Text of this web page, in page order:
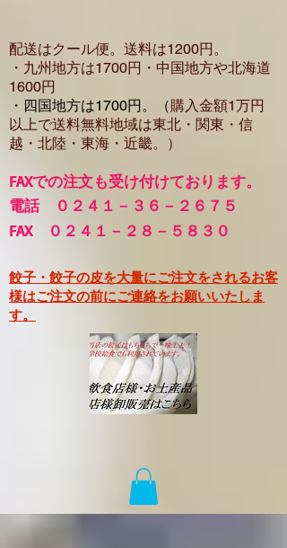
配送はクール便。送料は1200円。
・​九州地方は1700円 ・中国地方や北海道
1600円
・四国地方は1700円。（購入金額1万円
以上で送料無料地域は東北・関東・信
越・北陸・東海・近畿。）
FAXでの注文も受け付けております。
電話 ０２４１－３６－２６７５
FAX ０２４１－２８－５８３０
餃子・餃子の皮を大量にご注文をされるお客
様はご注文の前にご連絡をお願いいたしま
す。​